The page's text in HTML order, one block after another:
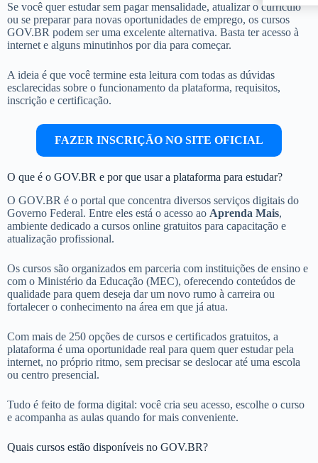
Se você quer estudar sem pagar mensalidade, atualizar o currículo
ou se preparar para novas oportunidades de emprego, os cursos
GOV.BR podem ser uma excelente alternativa. Basta ter acesso à
internet e alguns minutinhos por dia para começar.
A ideia é que você termine esta leitura com todas as dúvidas
esclarecidas sobre o funcionamento da plataforma, requisitos,
inscrição e certificação.
FAZER INSCRIÇÃO NO SITE OFICIAL
O que é o GOV.BR e por que usar a plataforma para estudar?
O GOV.BR é o portal que concentra diversos serviços digitais do
Governo Federal. Entre eles está o acesso ao Aprenda Mais,
ambiente dedicado a cursos online gratuitos para capacitação e
atualização profissional.
Os cursos são organizados em parceria com instituições de ensino e
com o Ministério da Educação (MEC), oferecendo conteúdos de
qualidade para quem deseja dar um novo rumo à carreira ou
fortalecer o conhecimento na área em que já atua.
Com mais de 250 opções de cursos e certificados gratuitos, a
plataforma é uma oportunidade real para quem quer estudar pela
internet, no próprio ritmo, sem precisar se deslocar até uma escola
ou centro presencial.
Tudo é feito de forma digital: você cria seu acesso, escolhe o curso
e acompanha as aulas quando for mais conveniente.
Quais cursos estão disponíveis no GOV.BR?